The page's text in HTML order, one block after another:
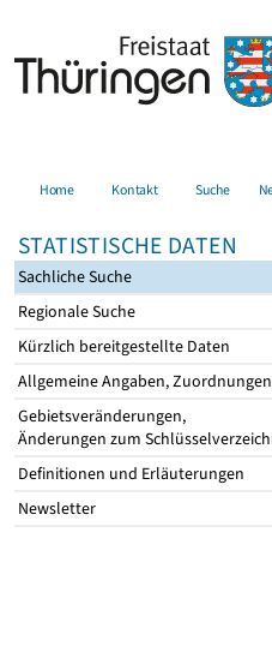
Home Kontakt Suche
STATISTISCHE DATEN
Sachliche Suche
Regionale Suche
Kürzlich bereitgestellte Daten
Allgemeine Angaben, Zuordnungen
Gebietsveränderungen,
Änderungen zum
Definitionen und Erläuterungen
Newsletter